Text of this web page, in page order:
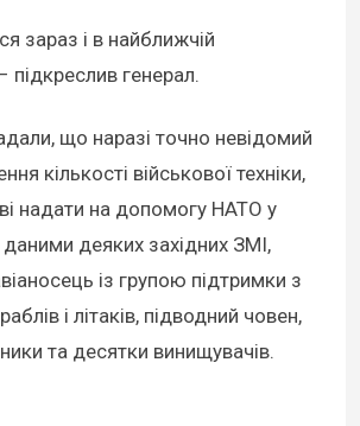
зараз і в найближчій
підкреслив генерал.
що наразі точно невідомий
кількості військової техніки,
надати на допомогу НАТО у
даними деяких західних ЗМІ,
із групою підтримки з
і літаків, підводний човен,
та десятки винищувачів.